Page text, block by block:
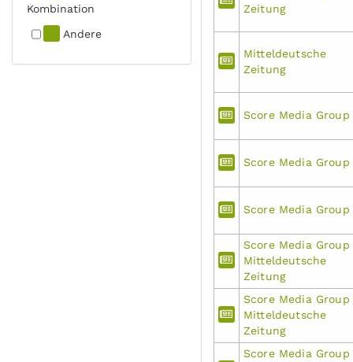
Kombination
Andere
Zeitung
Mitteldeutsche
Zeitung
Score Media Group
Score Media Group
Score Media Group
Score Media Group
Mitteldeutsche
Zeitung
Score Media Group
Mitteldeutsche
Zeitung
Score Media Group